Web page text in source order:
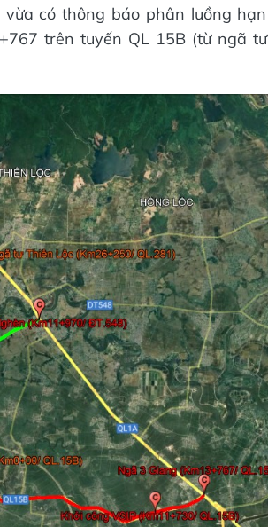
vừa có thông báo phân luồng hạn
trên tuyến QL 15B (từ ngã tư